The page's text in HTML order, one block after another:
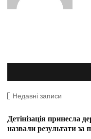
Недавні записи
Детінізація принесла
назвали результати за